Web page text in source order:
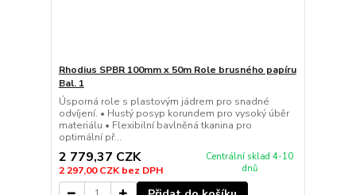
Rhodius SPBR 100mm x 50m Role brusného papíru
Bal. 1
Úsporná role s plastovým jádrem pro snadné
odvíjení. • Hustý posyp korundem pro vysoký úběr
materiálu • Flexibilní bavlněná tkanina pro
optimální př...
2 779,37 CZK
2 297,00 CZKbez DPH
Centrální sklad 4-10
dnů